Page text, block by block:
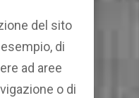
del sito
di
ad aree
o di